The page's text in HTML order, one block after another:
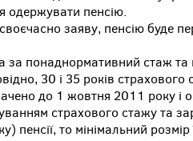
одержувати пенсію.
заяву, пенсію буде
понаднормативний стаж та
30 і 35 років страхового
до 1 жовтня 2011 року і
страхового стажу та
пенсії, то мінімальний розмір